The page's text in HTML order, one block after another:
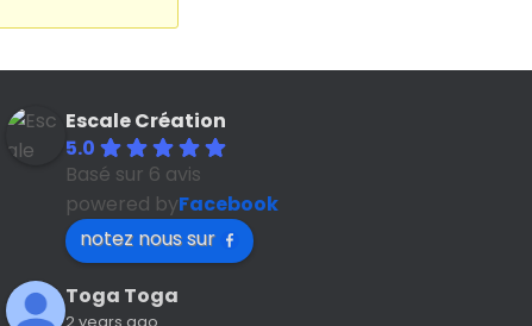
Escale Création
5.0
Basé sur 6 avis
powered byFacebook
notez nous sur
Toga Toga